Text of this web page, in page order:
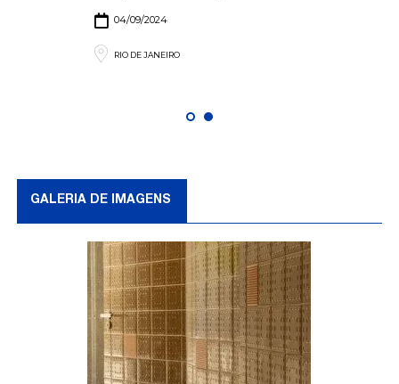
04/09/2024
RIO DE JANEIRO
GALERIA DE IMAGENS